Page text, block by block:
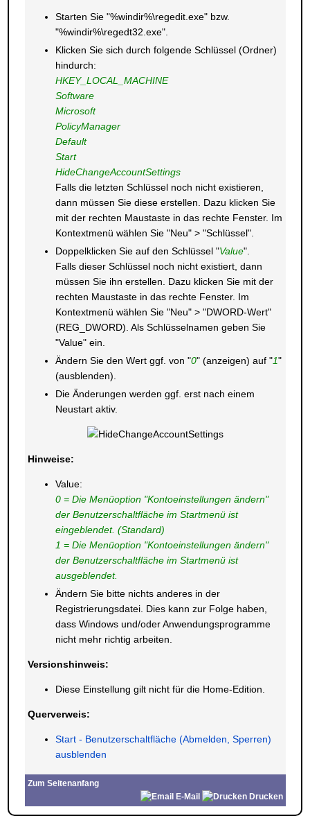
Starten Sie "%windir%\regedit.exe" bzw.
"%windir%\regedt32.exe".
Klicken Sie sich durch folgende Schlüssel (Ordner)
hindurch:
HKEY_LOCAL_MACHINE
Software
Microsoft
PolicyManager
Default
Start
HideChangeAccountSettings
Falls die letzten Schlüssel noch nicht existieren,
dann müssen Sie diese erstellen. Dazu klicken Sie
mit der rechten Maustaste in das rechte Fenster. Im
Kontextmenü wählen Sie "Neu" > "Schlüssel".
Doppelklicken Sie auf den Schlüssel "Value".
Falls dieser Schlüssel noch nicht existiert, dann
müssen Sie ihn erstellen. Dazu klicken Sie mit der
rechten Maustaste in das rechte Fenster. Im
Kontextmenü wählen Sie "Neu" > "DWORD-Wert"
(REG_DWORD). Als Schlüsselnamen geben Sie
"Value" ein.
Ändern Sie den Wert ggf. von "0" (anzeigen) auf "1"
(ausblenden).
Die Änderungen werden ggf. erst nach einem
Neustart aktiv.
Hinweise:
Value:
0 = Die Menüoption "Kontoeinstellungen ändern"
der Benutzerschaltfläche im Startmenü ist
eingeblendet. (Standard)
1 = Die Menüoption "Kontoeinstellungen ändern"
der Benutzerschaltfläche im Startmenü ist
ausgeblendet.
Ändern Sie bitte nichts anderes in der
Registrierungsdatei. Dies kann zur Folge haben,
dass Windows und/oder Anwendungsprogramme
nicht mehr richtig arbeiten.
Versionshinweis:
Diese Einstellung gilt nicht für die Home-Edition.
Querverweis:
Start - Benutzerschaltfläche (Abmelden, Sperren)
ausblenden
Zum Seitenanfang
E-Mail
Drucken